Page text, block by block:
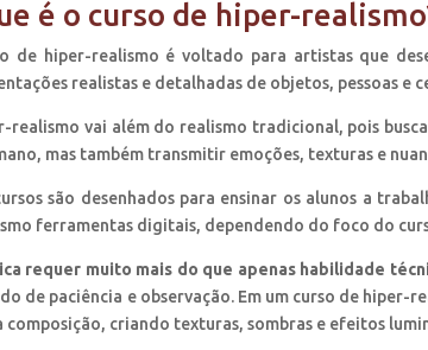
é o curso de hiper-
de hiper-realismo é voltado para artistas que
realistas e detalhadas de objetos, pessoas e
realismo vai além do realismo tradicional, pois
mas também transmitir emoções, texturas e
são desenhados para ensinar os alunos a
ferramentas digitais, dependendo do foco do
requer muito mais do que apenas habilidade
de paciência e observação. Em um curso de
composição, criando texturas, sombras e efeitos